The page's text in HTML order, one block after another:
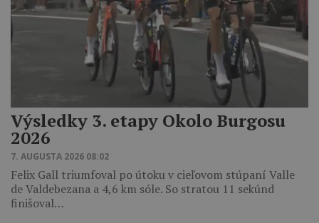
Výsledky 3. etapy Okolo Burgosu
2026
7. AUGUSTA 2026 08:02
Felix Gall triumfoval po útoku v cieľovom stúpaní Valle
de Valdebezana a 4,6 km sóle. So stratou 11 sekúnd
finišoval…